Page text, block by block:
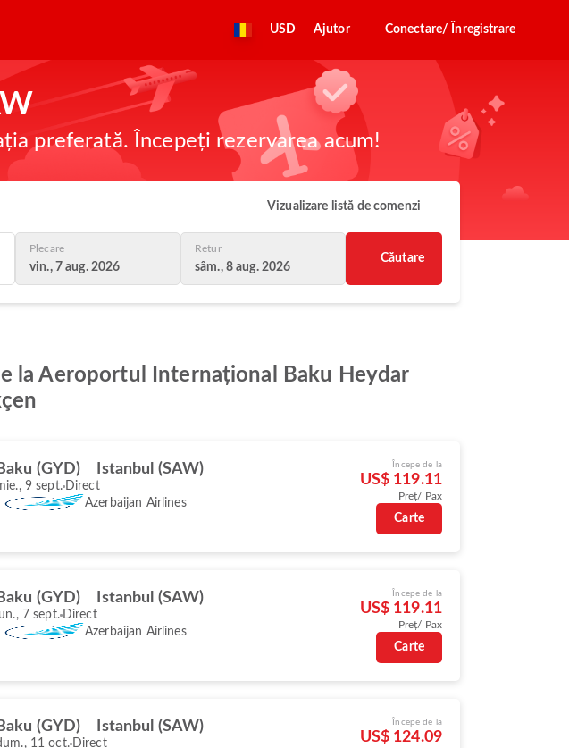
USD Ajutor Conectare/ Înregistrare
preferată. Începeți rezervarea acum!
Vizualizare listă de comenzi
Plecare
vin., 7 aug. 2026
Retur
sâm., 8 aug. 2026
Căutare
la Aeroportul Internațional Baku Heydar
Baku (GYD) Istanbul (SAW)
9 sept. Direct
Azerbaijan Airlines
Începe de la
US$ 119.11
Preț/ Pax
Carte
Baku (GYD) Istanbul (SAW)
lun., 7 sept. Direct
Azerbaijan Airlines
Începe de la
US$ 119.11
Preț/ Pax
Carte
Baku (GYD) Istanbul (SAW)
11 oct. Direct
Începe de la
US$ 124.09